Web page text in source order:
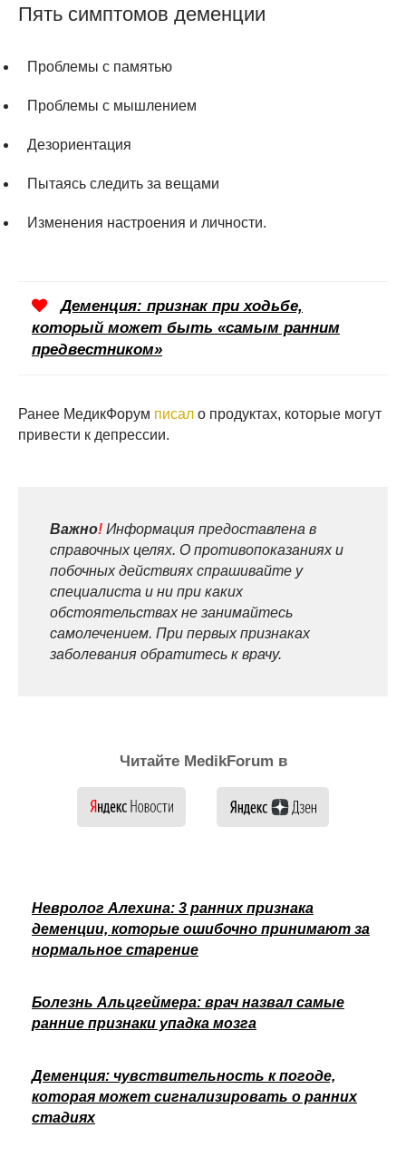
Пять симптомов деменции
Проблемы с памятью
Проблемы с мышлением
Дезориентация
Пытаясь следить за вещами
Изменения настроения и личности.
Деменция: признак при ходьбе,
который может быть «самым ранним
предвестником»
Ранее МедикФорум писал о продуктах, которые могут
привести к депрессии.
Важно! Информация предоставлена в
справочных целях. О противопоказаниях и
побочных действиях спрашивайте у
специалиста и ни при каких
обстоятельствах не занимайтесь
самолечением. При первых признаках
заболевания обратитесь к врачу.
Читайте MedikForum в
Невролог Алехина: 3 ранних признака
деменции, которые ошибочно принимают за
нормальное старение
Болезнь Альцгеймера: врач назвал самые
ранние признаки упадка мозга
Деменция: чувствительность к погоде,
которая может сигнализировать о ранних
стадиях